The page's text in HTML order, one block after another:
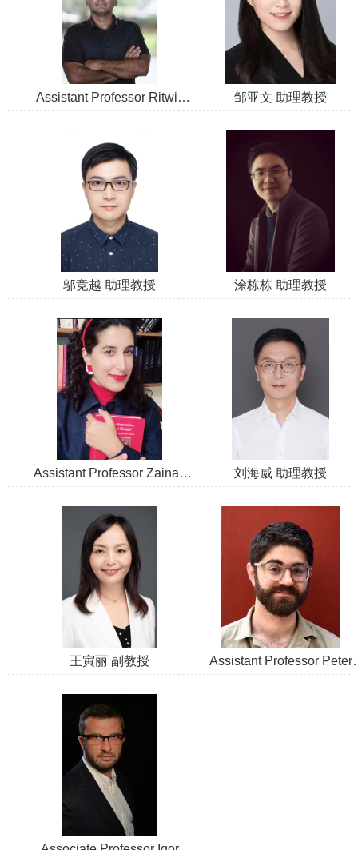
Assistant Professor Ritwik
Ranjan
邹亚文 助理教授
邬竞越 助理教授 涂栋栋 助理教授
Assistant Professor Zainab
Mahmood
刘海威 助理教授
王寅丽 副教授
Assistant Professor Peter
Raccuglia